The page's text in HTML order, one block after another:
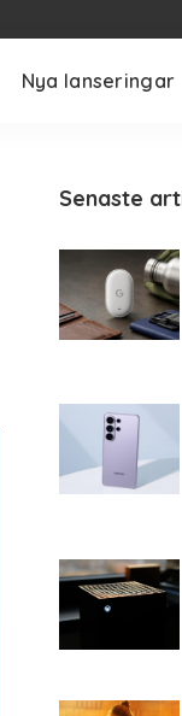
Nya lanseringar
Senaste